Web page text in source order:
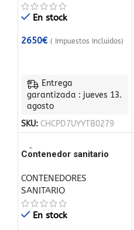
En stock
2650€ ( Impuestos Incluidos)
Entrega
garantizada : jueves 13.
agosto
SKU: CHCPD7UYYTB0279
Contenedor sanitario
duchas
CONTENEDORES
SANITARIO
En stock